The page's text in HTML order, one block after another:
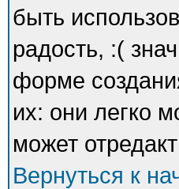
быть
радость, :(
форме
их: они легко
может
Вернуться к